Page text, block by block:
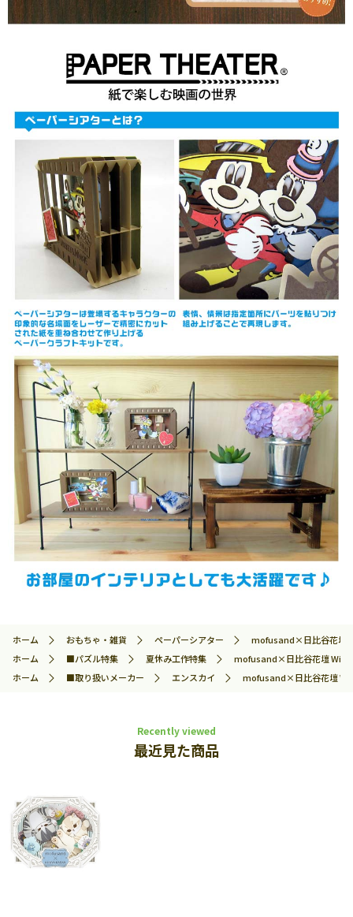
ホーム おもちゃ・雑貨 ペーパーシアター
mofusand×日比谷花壇
ホーム
■パズル特集 夏休み工作特集
mofusand×日比谷花壇
ホーム
■取り扱いメーカー エンスカイ mofusand×日比谷花壇
Recently viewed
最近見た商品